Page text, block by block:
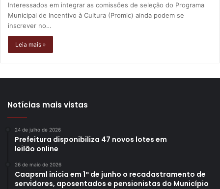
Interessados em integrar as comissões de seleção do Programa
Municipal de Incentivo à Cultura (Promic) ainda podem se
inscrever no…
Leia mais »
Notícias mais vistas
24 de julho de 2026
Prefeitura disponibiliza 47 novos lotes em
leilão online
26 de maio de 2026
Caapsml inicia em 1º de junho o recadastramento de
servidores, aposentados e pensionistas do Município